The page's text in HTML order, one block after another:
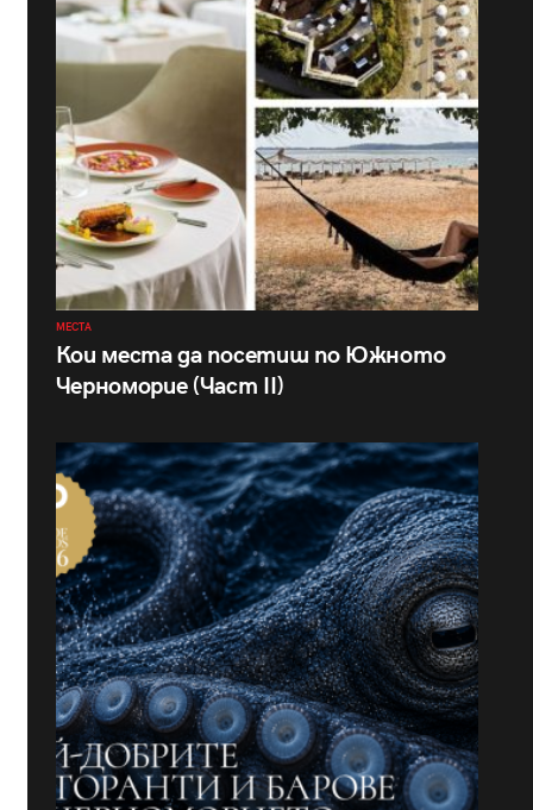
МЕСТА
Кои места да посетиш по Южното
Черноморие (Част II)